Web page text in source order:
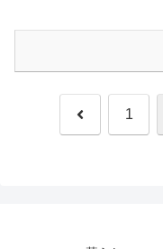
前 1